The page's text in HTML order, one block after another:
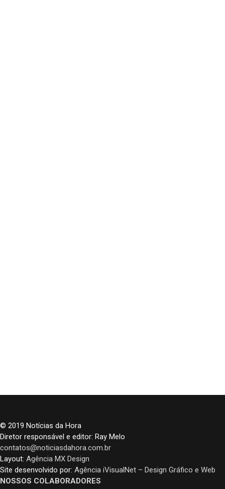
© 2019 Notícias da Hora
Diretor responsável e editor: Ray Melo
contatos@noticiasdahora.com.br
Layout: Agência MX Design
Site desenvolvido por: Agência iVisualNet – Design Gráfico e Web
NOSSOS COLABORADORES